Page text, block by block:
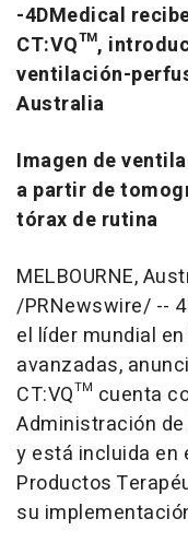
-4DMedical
CT:VQ™,
ventilación-
Australia
Imagen de
a partir de
tórax de rutina
MELBOURNE,
/PRNewswire/ --
el líder mundial
avanzadas,
CT:VQ™ cuenta
Administración
y está incluida en
Productos
su